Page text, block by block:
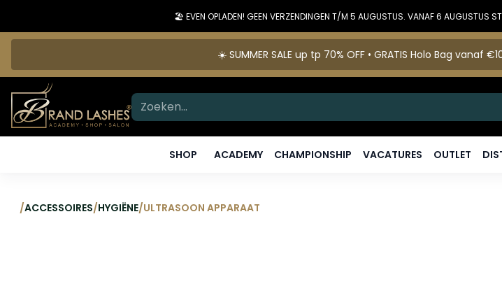
🏖️ EVEN OPLADEN! GEEN VERZENDINGEN T/M 5 AUGUSTUS. VANAF 6 AUGUSTUS
☀️ SUMMER SALE up tp 70% OFF • GRATIS Holo Bag vanaf
SHOP ACADEMY CHAMPIONSHIP VACATURES OUTLET
/ACCESSOIRES/HYGIËNE/ULTRASOON APPARAAT